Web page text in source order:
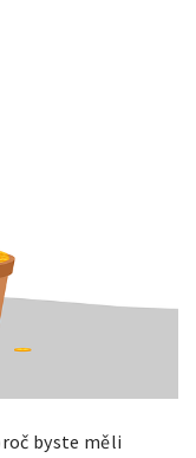
byste měli